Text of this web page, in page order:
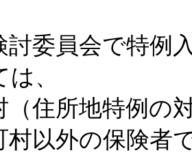
討委員会で特例
、
（住所地特例の
村以外の保険者